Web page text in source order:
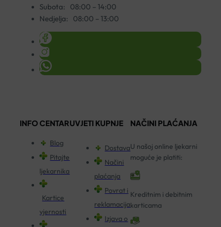
Subota:
08:00 – 14:00
Nedjelja:
08:00 – 13:00
INFO CENTAR
Blog
Pitajte
ljekarnika
Kartice
vjernosti
UVJETI KUPNJE
Dostava
Načini
plaćanja
Povrat i
reklamacija
Izjava o
NAČINI PLAĆANJA
U našoj online ljekarni
moguće je platiti:
Kreditnim i debitnim
karticama